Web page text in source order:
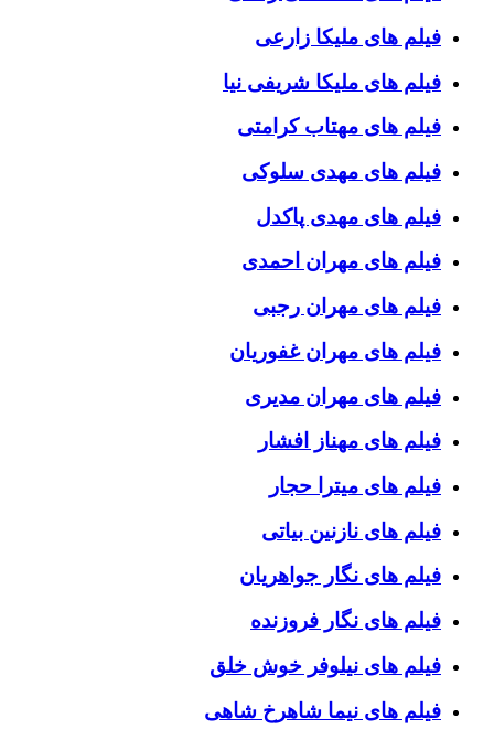
فیلم های ملیکا زارعی
فیلم های ملیکا شریفی نیا
فیلم های مهتاب کرامتی
فیلم های مهدی سلوکی
فیلم های مهدی پاکدل
فیلم های مهران احمدی
فیلم های مهران رجبی
فیلم های مهران غفوریان
فیلم های مهران مدیری
فیلم های مهناز افشار
فیلم های میترا حجار
فیلم های نازنین بیاتی
فیلم های نگار جواهریان
فیلم های نگار فروزنده
فیلم های نیلوفر خوش خلق
فیلم های نیما شاهرخ شاهی